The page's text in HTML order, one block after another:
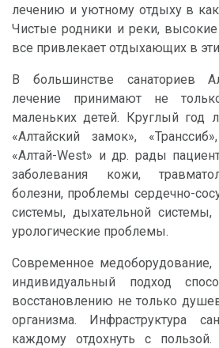
лечению и уютному отдыху в
Чистые родники и реки,
все привлекает отдыхающих в
В большинстве санаториев
лечение принимают не
маленьких детей. Круглый год
«Алтайский замок»,
«Алтай-West» и др. рады
заболевания кожи,
болезни, проблемы сердечно-
системы, дыхательной системы,
урологические проблемы.
Современное медоборудование,
индивидуальный подход
восстановлению не только
организма. Инфраструктура
каждому отдохнуть с